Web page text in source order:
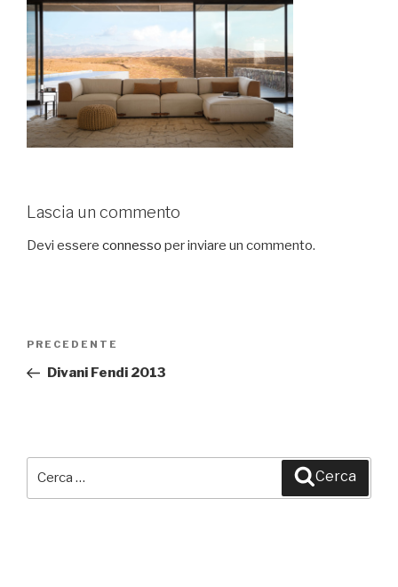
Lascia un commento
Devi essere connesso per inviare un commento.
Navigazione
Articolo
precedente:
PRECEDENTE
Divani Fendi 2013
Cerca